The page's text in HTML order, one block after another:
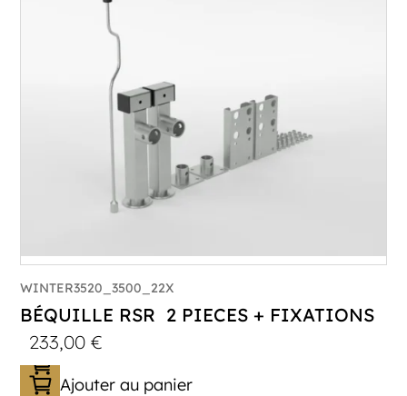
WINTER3520_3500_22X
BÉQUILLE RSR 2 PIECES + FIXATIONS
233,00€
Ajouter au panier